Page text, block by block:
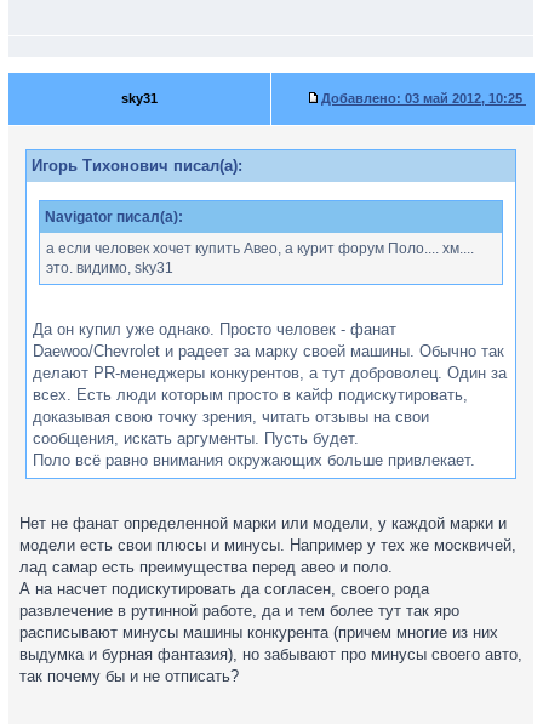
sky31 Добавлено: 03 май 2012, 10:25
Игорь Тихонович писал(а):
Navigator писал(а):
а если человек хочет купить Авео, а курит форум Поло.... хм....
это. видимо, sky31
Да он купил уже однако. Просто человек - фанат
Daewoo/Chevrolet и радеет за марку своей машины. Обычно так
делают PR-менеджеры конкурентов, а тут доброволец. Один за
всех. Есть люди которым просто в кайф подискутировать,
доказывая свою точку зрения, читать отзывы на свои
сообщения, искать аргументы. Пусть будет.
Поло всё равно внимания окружающих больше привлекает.
Нет не фанат определенной марки или модели, у каждой марки и
модели есть свои плюсы и минусы. Например у тех же москвичей,
лад самар есть преимущества перед авео и поло.
А на насчет подискутировать да согласен, своего рода
развлечение в рутинной работе, да и тем более тут так яро
расписывают минусы машины конкурента (причем многие из них
выдумка и бурная фантазия), но забывают про минусы своего авто,
так почему бы и не отписать?